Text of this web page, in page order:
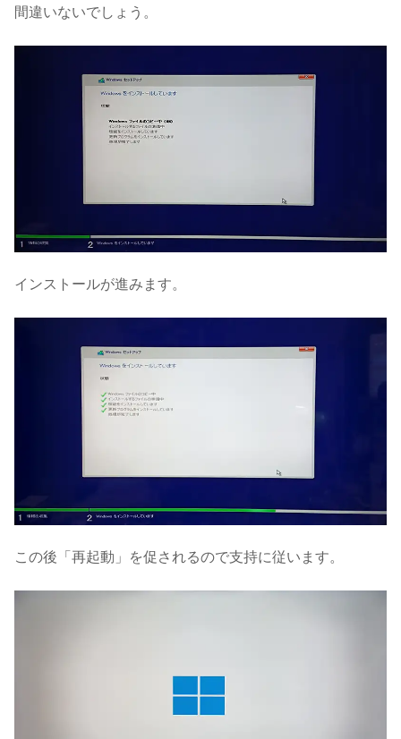
間違いないでしょう。
インストールが進みます。
この後「再起動」を促されるので支持に従います。